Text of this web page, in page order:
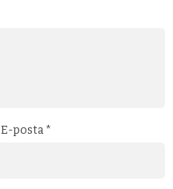
E-posta *